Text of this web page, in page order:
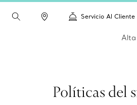
Servicio Al Cliente
Alta
Políticas del